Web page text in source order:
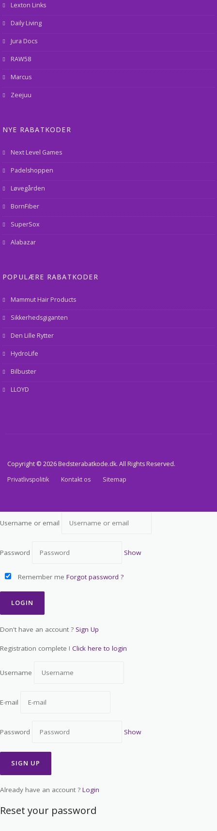
Lexton Links
Daily Living
Jura Docs
RAW58
Marcus
Zeejuu
NYE RABATKODER
Next Level Games
Padelshoppen
Løvegården
BornFiber
SuperSox
Alabazar
POPULÆRE RABATKODER
Mammut Hair Products
Sikkerhedsgiganten
Den Lille Rytter
HydroLife
Bilbuster
LLOYD
Copyright © 2026 Bedsterabatkode.dk. All Rights Reserved.
Privatlivspolitik
Kontakt os Sitemap
Username or email
Password Show
Remember me Forgot password ?
Don't have an account ? Sign Up
Registration complete ! Click here to login
Username
E-mail
Password Show
Already have an account ? Login
Reset your password